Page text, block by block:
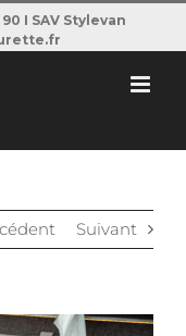
I SAV Stylevan
Suivant